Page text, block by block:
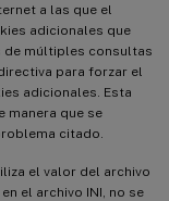
a las que el
adicionales que
de múltiples consultas
para forzar el
adicionales. Esta
manera que se
citado.
el valor del archivo
el archivo INI, no se